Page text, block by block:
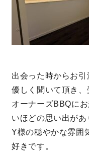
出会った時からお
優しく聞いて頂き、
オーナーズBBQに
いほどの思い出があ
Y様の穏やかな雰囲
好きです。